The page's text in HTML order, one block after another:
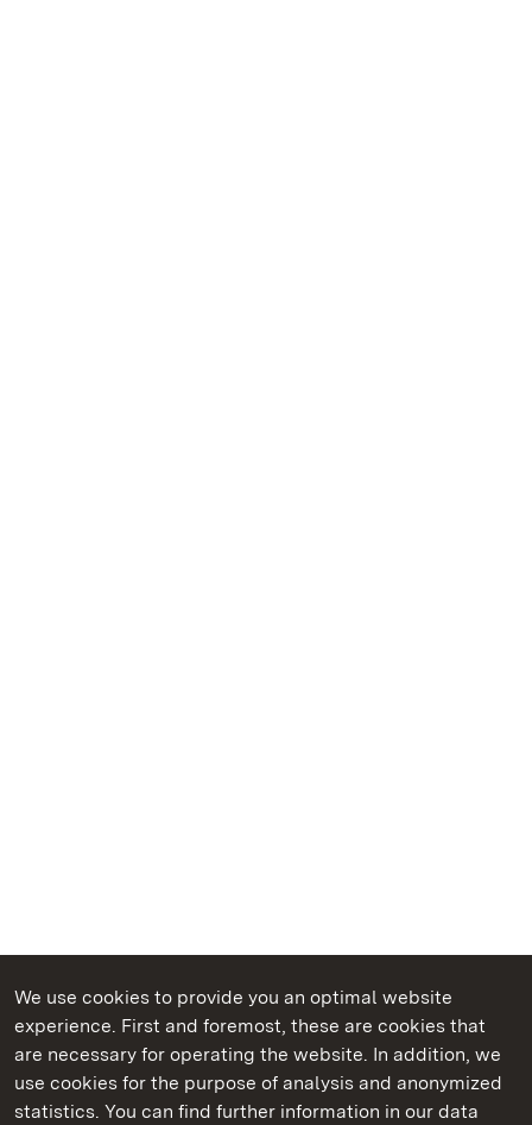
We use cookies to provide you an optimal website
experience. First and foremost, these are cookies that
are necessary for operating the website. In addition, we
use cookies for the purpose of analysis and anonymized
statistics. You can find further information in our data
State Palaces and Gardens of Baden-Wuerttemberg